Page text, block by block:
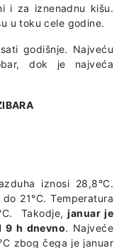
i za iznenadnu kišu.
u toku cele godine.
godišnje. Najveću
dok je najveća
iznosi 28,8°C.
21°C. Temperatura
Takodje,januar je
9 h dnevno. Najveće
zbog čega je januar